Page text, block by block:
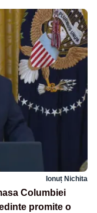
Ionuț Nichita
Columbiei
promite o